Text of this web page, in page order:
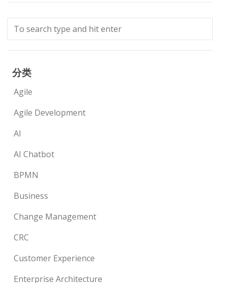
分类
Agile
Agile Development
AI
AI Chatbot
BPMN
Business
Change Management
CRC
Customer Experience
Enterprise Architecture